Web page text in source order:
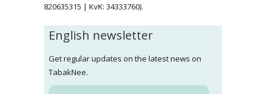
820635315 | KvK: 34333760).
English newsletter
Get regular updates on the latest news on
TabakNee.